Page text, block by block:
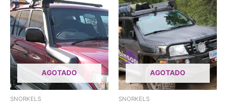
AGOTADO
SNORKELS
AGOTADO
SNORKELS